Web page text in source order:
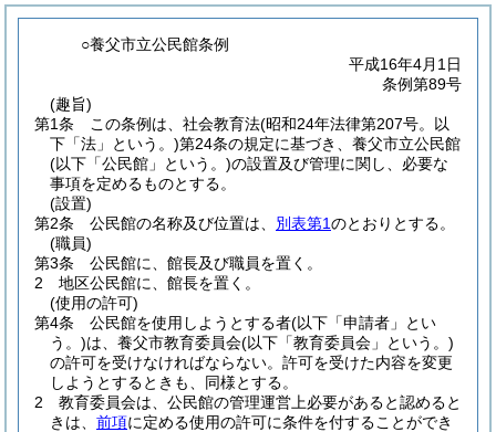
○養父市立公民館条例
平成16年4月1日
条例第89号
(趣旨)
第1条
この条例は、社会教育法(昭和24年法律第207号。以
下「法」という。)第24条の規定に基づき、養父市立公民館
(以下「公民館」という。)の設置及び管理に関し、必要な
事項を定めるものとする。
(設置)
第2条
公民館の名称及び位置は、 別表第1のとおりとする。
(職員)
第3条
公民館に、館長及び職員を置く。
2
地区公民館に、館長を置く。
(使用の許可)
第4条
公民館を使用しようとする者(以下「申請者」とい
う。)は、養父市教育委員会(以下「教育委員会」という。)
の許可を受けなければならない。 許可を受けた内容を変更
しようとするときも、同様とする。
2
教育委員会は、公民館の管理運営上必要があると認めると
きは、 前項に定める使用の許可に条件を付することができ